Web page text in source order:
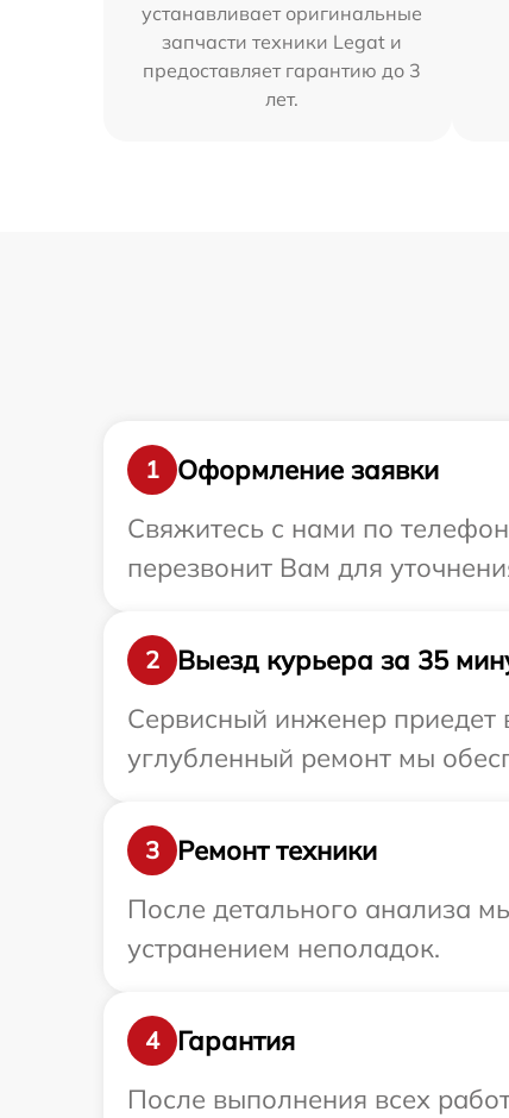
устанавливает оригинальные
запчасти техники Legat и
предоставляет гарантию до 3
лет.
1
Оформление заявки
Свяжитесь с нами по
перезвонит Вам для
2
Выезд курьера за 35
Сервисный инженер приедет
углубленный ремонт мы
3
Ремонт техники
После детального анализа
устранением неполадок.
4
Гарантия
После выполнения всех